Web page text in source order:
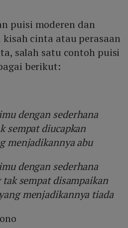
puisi moderen dan
cinta atau perasaan
salah satu contoh puisi
berikut:
dengan sederhana
sempat diucapkan
menjadikannya abu
dengan sederhana
sempat disampaikan
menjadikannya tiada